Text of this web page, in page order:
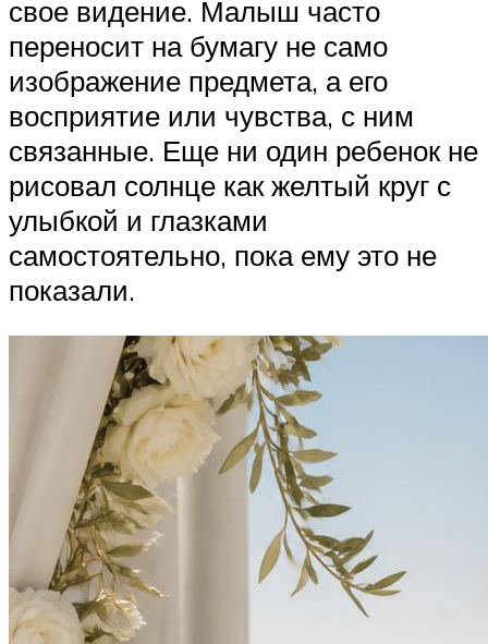
свое видение. Малыш часто
переносит на бумагу не само
изображение предмета, а его
восприятие или чувства, с ним
связанные. Еще ни один ребенок не
рисовал солнце как желтый круг с
улыбкой и глазками
самостоятельно, пока ему это не
показали.